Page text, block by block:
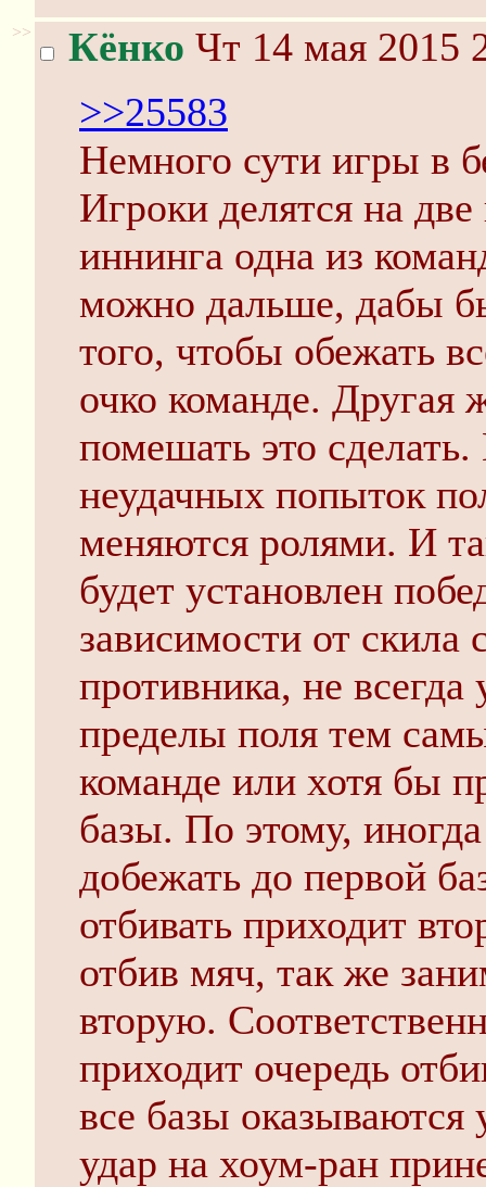
>> Кёнко Чт 14 мая 2015
>>25583
Немного сути игры в
Игроки делятся на
иннинга одна из
можно дальше, дабы
того, чтобы обежать
очко команде. Другая
помешать это
неудачных попыток
меняются ролями. И
будет установлен
зависимости от скила
противника, не всегда
пределы поля тем
команде или хотя бы
базы. По этому,
добежать до первой
отбивать приходит
отбив мяч, так же
вторую.
приходит очередь
все базы
удар на хоум-ран